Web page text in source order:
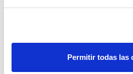
Permitir todas las